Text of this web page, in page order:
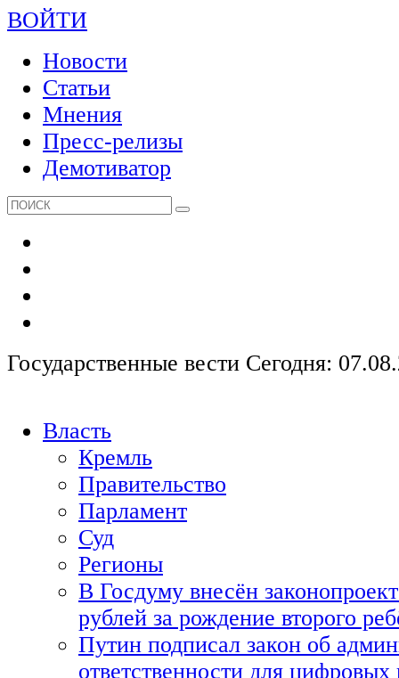
ВОЙТИ
Новости
Статьи
Мнения
Пресс-релизы
Демотиватор
Государственные вести Сегодня:
Власть
Кремль
Правительство
Парламент
Суд
Регионы
В Госдуму внесён
рублей за рождение второго
Путин подписал закон об
ответственности для